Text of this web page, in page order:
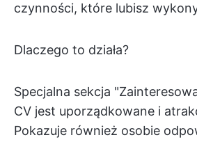
czynności, które lubisz
Dlaczego to działa?
Specjalna sekcja
CV jest uporządkowane i
Pokazuje również osobie